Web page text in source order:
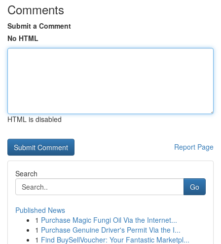
Comments
Submit a Comment
No HTML
HTML is disabled
Report Page
Search
Go
Published News
1 Purchase Magic Fungi Oil Via the Internet...
1 Purchase Genuine Driver's Permit Via the I...
1 Find BuySellVoucher: Your Fantastic Marketpl...